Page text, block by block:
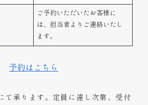
ご予約いただいたお客様に
は、担当者よりご連絡いたし
ます。
予約はこちら
て承ります。定員に達し次第、受付